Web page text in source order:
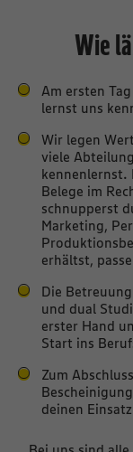
Wie
Am ersten
lernst uns
Wir legen
viele
kennenlernst.
Belege im
schnupperst
Marketing,
erhältst,
Die
und dual
erster Hand
Start ins
Zum
deinen